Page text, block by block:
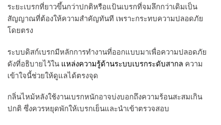
ระยะเบรกที่ยาวขึ้นกว่าปกติหรือแป้นเบรกที่จมลึกกว่าเดิมเป็น
สัญญาณที่ต้องให้ความสำคัญทันที เพราะกระทบความปลอดภัย
โดยตรง
ระบบดิสก์เบรกมีหลักการทำงานที่ออกแบบมาเพื่อความปลอดภัย
ดังที่อธิบายไว้ใน แหล่งความรู้ด้านระบบเบรกระดับสากล ความ
เข้าใจนี้ช่วยให้ดูแลได้ตรงจุด
กลิ่นไหม้หลังใช้งานเบรกหนักอาจบ่งบอกถึงความร้อนสะสมเกิน
ปกติ ซึ่งควรหยุดพักให้เบรกเย็นและนำเข้าตรวจสอบ